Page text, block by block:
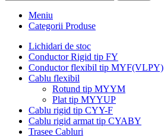
Meniu
Categorii Produse
Lichidari de stoc
Conductor Rigid tip FY
Conductor flexibil tip MYF(VLPY)
Cablu flexibil
Rotund tip MYYM
Plat tip MYYUP
Cablu rigid tip CYY-F
Cablu rigid armat tip CYABY
Trasee Cabluri